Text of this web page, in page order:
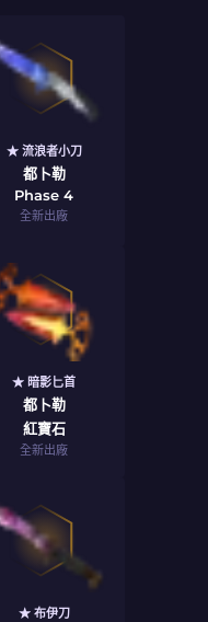
★ 流浪者小刀
都卜勒
Phase 4
全新出廠
★ 暗影匕首
都卜勒
紅寶石
全新出廠
★ 布伊刀